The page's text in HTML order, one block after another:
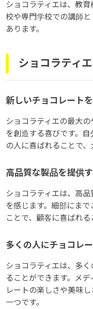
ショコラティエは、教
校や専門学校での講師
あります。
ショコラティ
新しいチョコレート
ショコラティエの最大
を創造する喜びです。
の人に喜ばれることで、
高品質な製品を提供
ショコラティエは、高
を感じます。細部にま
ことで、顧客に喜ばれる
多くの人にチョコレ
ショコラティエは、多
ることができます。メ
レートの楽しさや美味
一つです。